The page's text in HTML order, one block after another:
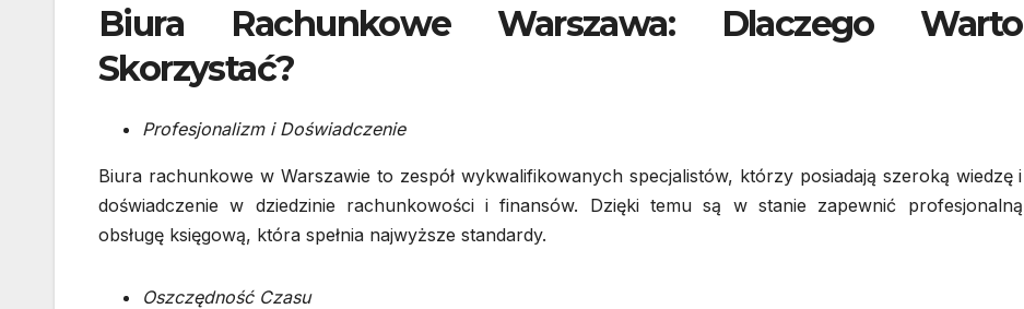
Biura Rachunkowe Warszawa: Dlaczego Warto
Skorzystać?
Profesjonalizm i Doświadczenie
Biura rachunkowe w Warszawie to zespół wykwalifikowanych specjalistów, którzy posiadają szeroką wiedzę i
doświadczenie w dziedzinie rachunkowości i finansów. Dzięki temu są w stanie zapewnić profesjonalną
obsługę księgową, która spełnia najwyższe standardy.
Oszczędność Czasu